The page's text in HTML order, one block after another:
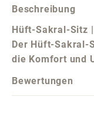
Beschreibung
Hüft-Sakral-Sitz
Der Hüft-Sakral-
die Komfort und
Bewertungen